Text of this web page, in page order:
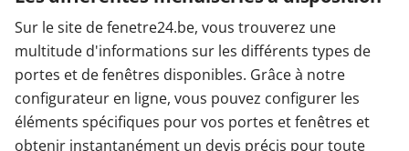
Sur le site de fenetre24.be, vous trouverez une
multitude d'informations sur les différents types de
portes et de fenêtres disponibles. Grâce à notre
configurateur en ligne, vous pouvez configurer les
éléments spécifiques pour vos portes et fenêtres et
obtenir instantanément un devis précis pour toute